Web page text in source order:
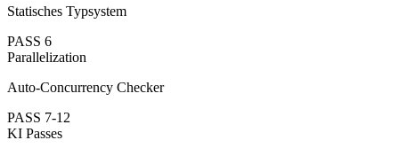
Statisches Typsystem
PASS 6
Parallelization
Auto-Concurrency Checker
PASS 7-12
KI Passes